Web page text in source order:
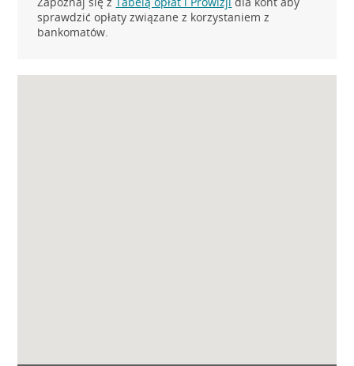
sprawdzić opłaty związane z korzystaniem z
bankomatów.